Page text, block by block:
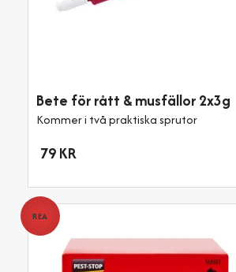
Bete för rått & musfällor 2x3g
Kommer i två praktiska sprutor
79 KR
REA